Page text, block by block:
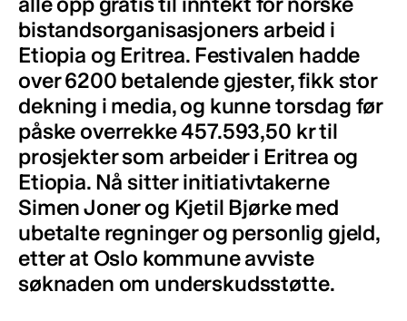
bistandsorganisasjoners arbeid i
Etiopia og Eritrea. Festivalen hadde
over 6200 betalende gjester, fikk stor
dekning i media, og kunne torsdag før
påske overrekke 457.593,50 kr til
prosjekter som arbeider i Eritrea og
Etiopia. Nå sitter initiativtakerne
Simen Joner og Kjetil Bjørke med
ubetalte regninger og personlig gjeld,
etter at Oslo kommune avviste
søknaden om underskudsstøtte.